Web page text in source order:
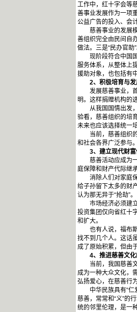
工作中，红十字会等
善事业发展作为一项
公益广告的投入、会
慈善事业的发展模
善组织完全由民间自
做法。三是“民办官
现阶段符合中国国
服务体系，从整体上
援助对象，也包括有
2、积极培育与
发展慈善事业，首
明。这样捐赠机构的
从我国国情出发，
验看，慈善组织的培
未来也应该选择统一
当前，慈善组织的
和社会各界广泛参与
3、建立现代财
慈善活动应成为一
庭保障和财产代际继
消除人们对家庭保
给子孙留下太多的财
认为那无异于“抢劫”。
市场经济必须建立
投资集团仅向省红十
和扩大。
也有人说，福布斯
找不到几个人。这话
成了原始积累，但由
4、推进慈善文
当前，我国慈善文
成为一种大众文化，
弘扬爱心，在慈善行
中华民族具有“仁爱
慈善，常常和“义”的
统的邻里伦理，是一